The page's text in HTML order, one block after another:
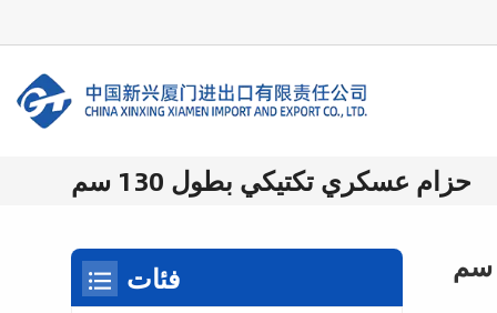
حزام عسكري تكتيكي بطول 130 سم
فئات